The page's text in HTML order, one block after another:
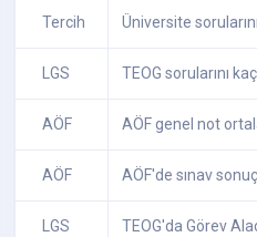
Tercih Üniversite
LGS TEOG sorularını
AÖF AÖF genel not
AÖF AÖF'de sınav
LGS TEOG'da Görev